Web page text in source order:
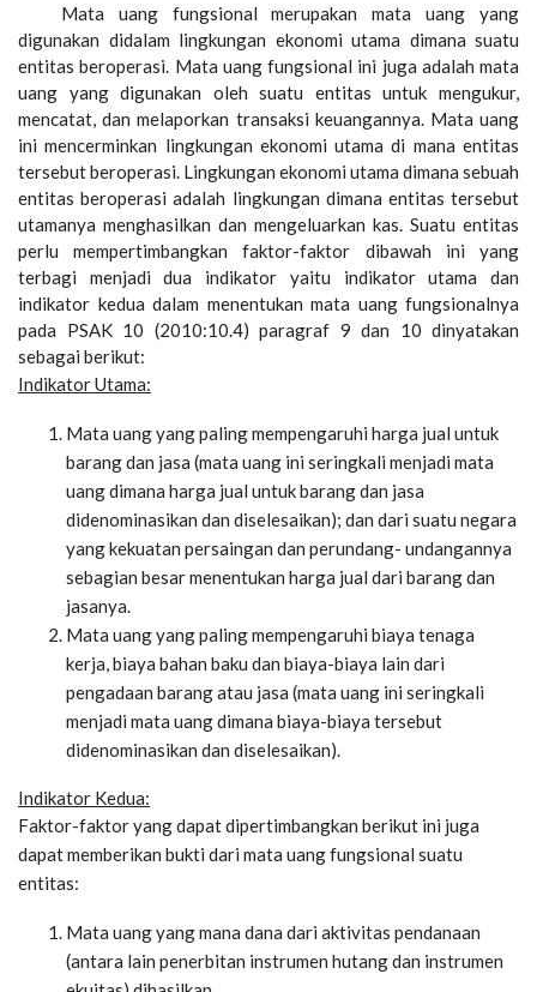
Mata uang fungsional merupakan mata uang yang
digunakan didalam lingkungan ekonomi utama dimana suatu
entitas beroperasi. Mata uang fungsional ini juga adalah mata
uang yang digunakan oleh suatu entitas untuk mengukur,
mencatat, dan melaporkan transaksi keuangannya. Mata uang
ini mencerminkan lingkungan ekonomi utama di mana entitas
tersebut beroperasi. Lingkungan ekonomi utama dimana sebuah
entitas beroperasi adalah lingkungan dimana entitas tersebut
utamanya menghasilkan dan mengeluarkan kas. Suatu entitas
perlu mempertimbangkan faktor-faktor dibawah ini yang
terbagi menjadi dua indikator yaitu indikator utama dan
indikator kedua dalam menentukan mata uang fungsionalnya
pada PSAK 10 (2010:10.4) paragraf 9 dan 10 dinyatakan
sebagai berikut:
Indikator Utama:
Mata uang yang paling mempengaruhi harga jual untuk
barang dan jasa (mata uang ini seringkali menjadi mata
uang dimana harga jual untuk barang dan jasa
didenominasikan dan diselesaikan); dan dari suatu negara
yang kekuatan persaingan dan perundang- undangannya
sebagian besar menentukan harga jual dari barang dan
jasanya.
Mata uang yang paling mempengaruhi biaya tenaga
kerja, biaya bahan baku dan biaya-biaya lain dari
pengadaan barang atau jasa (mata uang ini seringkali
menjadi mata uang dimana biaya-biaya tersebut
didenominasikan dan diselesaikan).
Indikator Kedua:
Faktor-faktor yang dapat dipertimbangkan berikut ini juga
dapat memberikan bukti dari mata uang fungsional suatu
entitas:
Mata uang yang mana dana dari aktivitas pendanaan
(antara lain penerbitan instrumen hutang dan instrumen